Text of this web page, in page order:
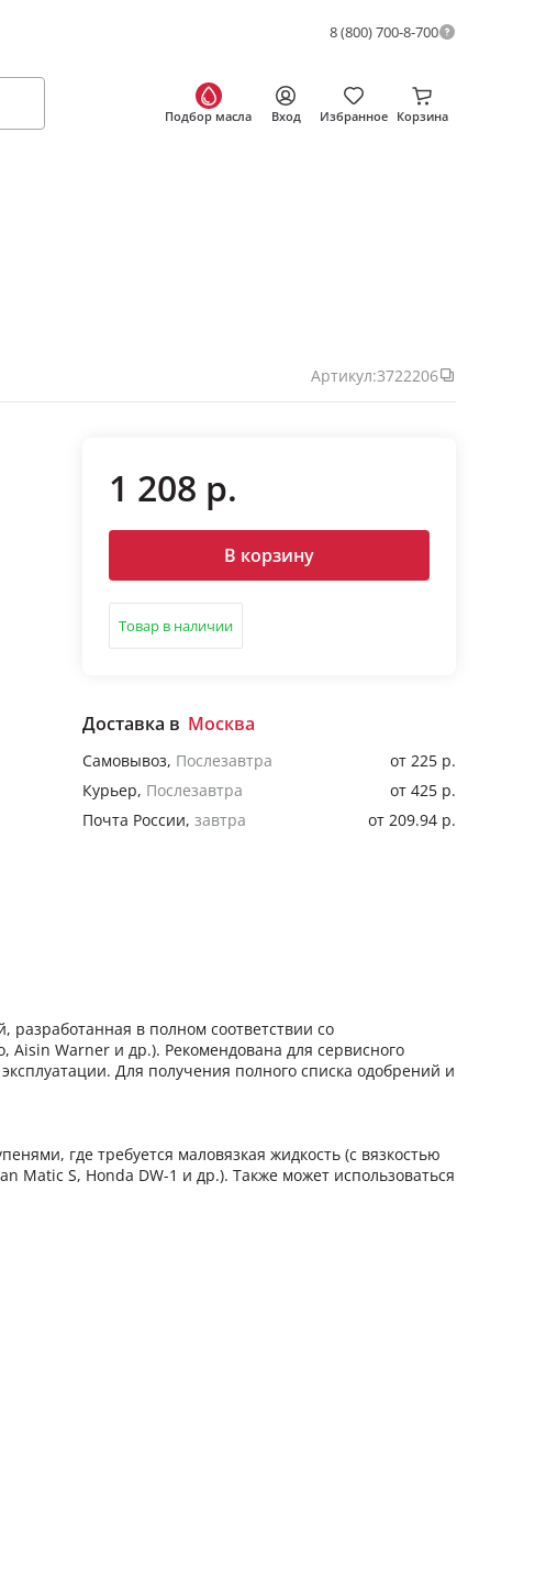
8 (800) 700-8-700
Подбор масла Вход Избранное Корзина
Артикул:3722206
1 208 р.
В корзину
Товар в наличии
Доставка в Москва
Самовывоз, Послезавтра
от 225 р.
Курьер, Послезавтра
от 425 р.
Почта России, завтра от 209.94 р.
разработанная в полном соответствии со
Aisin Warner и др.). Рекомендована для сервисного
Для получения полного списка одобрений и
где требуется маловязкая жидкость (с вязкостью
Matic S, Honda DW-1 и др.). Также может использоваться